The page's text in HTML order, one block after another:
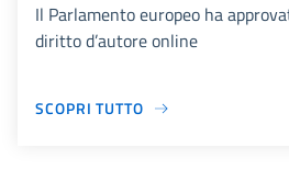
Il Parlamento europeo ha
diritto d’autore online
SCOPRI TUTTO